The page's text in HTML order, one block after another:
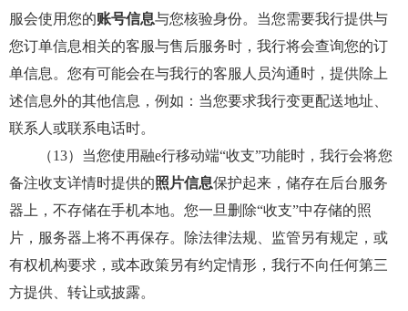
服会使用您的账号信息与您核验身份。当您需要我行提供与
您订单信息相关的客服与售后服务时，我行将会查询您的订
单信息。您有可能会在与我行的客服人员沟通时，提供除上
述信息外的其他信息，例如：当您要求我行变更配送地址、
联系人或联系电话时。
（13）当您使用融e行移动端“收支”功能时，我行会将您
备注收支详情时提供的照片信息保护起来，储存在后台服务
器上，不存储在手机本地。您一旦删除“收支”中存储的照
片，服务器上将不再保存。除法律法规、监管另有规定，或
有权机构要求，或本政策另有约定情形，我行不向任何第三
方提供、转让或披露。